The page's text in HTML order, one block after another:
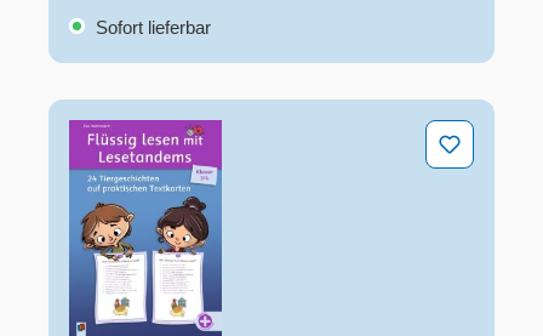
Sofort lieferbar
Flüssig lesen mit Lesetandems – 24 Tiergeschichten,